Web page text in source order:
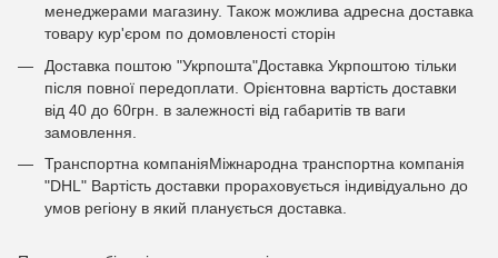
менеджерами магазину. Також можлива адресна доставка
товару кур'єром по домовленості сторін
Доставка поштою "Укрпошта"Доставка Укрпоштою тільки
після повної передоплати. Орієнтовна вартість доставки
від 40 до 60грн. в залежності від габаритів тв ваги
замовлення.
Транспортна компаніяМіжнародна транспортна компанія
"DHL" Вартість доставки прораховується індивідуально до
умов регіону в який планується доставка.